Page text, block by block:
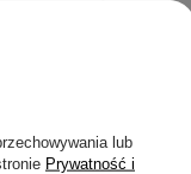
lub
Prywatność i